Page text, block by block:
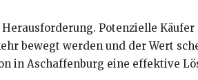
Potenzielle Käufer
bewegt werden und der Wert
in Aschaffenburg eine effektive